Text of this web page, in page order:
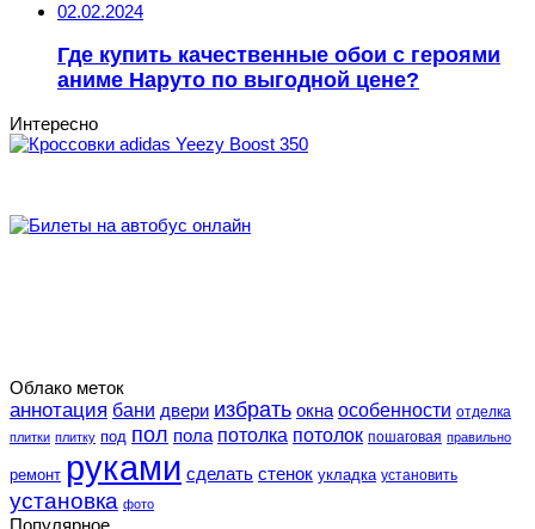
02.02.2024
Где купить качественные обои с героями
аниме Наруто по выгодной цене?
Интересно
Облако меток
аннотация бани двери избрать окна особенности отделка
плитки плитку под пол пола потолка потолок пошаговая правильно
ремонт руками сделать стенок укладка установить
установка фото